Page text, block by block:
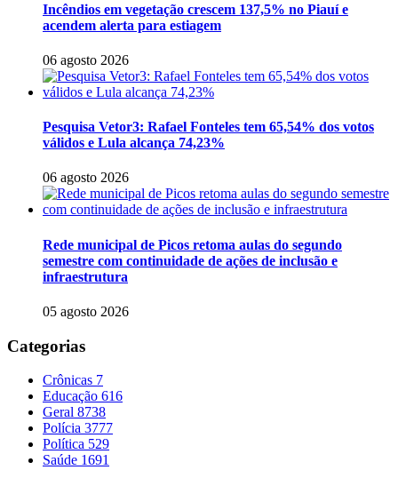
Incêndios em vegetação crescem 137,5% no Piauí e
acendem alerta para estiagem
06 agosto 2026
Pesquisa Vetor3: Rafael Fonteles tem 65,54% dos votos
válidos e Lula alcança 74,23%
06 agosto 2026
Rede municipal de Picos retoma aulas do segundo
semestre com continuidade de ações de inclusão e
infraestrutura
05 agosto 2026
Categorias
Crônicas 7
Educação 616
Geral 8738
Polícia 3777
Política 529
Saúde 1691